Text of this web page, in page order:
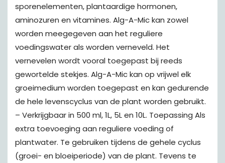
sporenelementen, plantaardige hormonen,
aminozuren en vitamines. Alg-A-Mic kan zowel
worden meegegeven aan het reguliere
voedingswater als worden verneveld. Het
vernevelen wordt vooral toegepast bij reeds
gewortelde stekjes. Alg-A-Mic kan op vrijwel elk
groeimedium worden toegepast en kan gedurende
de hele levenscyclus van de plant worden gebruikt.
– Verkrijgbaar in 500 ml, 1L, 5L en 10L. Toepassing Als
extra toevoeging aan reguliere voeding of
plantwater. Te gebruiken tijdens de gehele cyclus
(groei- en bloeiperiode) van de plant. Tevens te